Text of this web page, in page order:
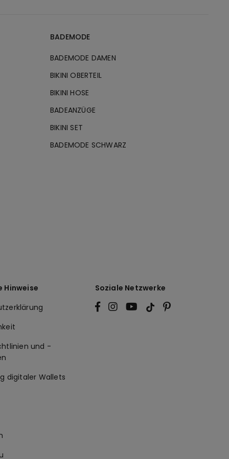
BADEMODE
BADEMODE DAMEN
BIKINI OBERTEIL
BIKINI HOSE
BADEANZÜGE
BIKINI SET
BADEMODE SCHWARZ
Hinweise
und -
digitaler Wallets
Soziale Netzwerke